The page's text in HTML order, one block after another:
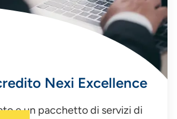
Nexi Excellence
e un pacchetto di servizi di